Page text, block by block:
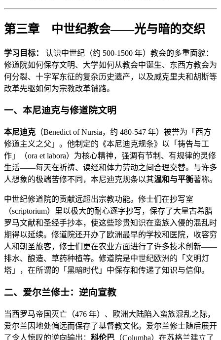
第三章 中世纪教会——光与暗的交织
学习目标：
认识中世纪（约 500-1500 年）教会的多重面貌：
修道院如何保存文明、大学如何从教会中诞生、东西方教会为
何分裂、十字军东征的复杂历史遗产，以及威克里夫和胡斯等
改革先驱如何为宗教改革铺路。
一、本尼迪克与修道院文明
本尼迪克 （Benedict of Nursia，约 480-547 年）被誉为「西方
修道主义之父」。他制定的《本尼迪克规条》以「祷告与工
作」（ora et labora）为核心精神，强调有节制、有规律的灵修
生活——每天在祈祷、读经和体力劳动之间合理交替。与许多
人想象的极端苦修不同，本尼迪克规条以其温和与平衡著称。
中世纪修道院的贡献远超出宗教功能。修士们在抄写室
（scriptorium）里以极大的耐心逐字抄写，保存了大量古希腊
罗马文献和圣经手抄本，使这些珍贵知识在蛮族入侵的混乱时
期得以延续。修道院还开办了欧洲最早的学校和医院，收容穷
人和朝圣旅客，修士们更在农业方面进行了许多技术创新——
排水、酿造、草药种植等。修道院是中世纪欧洲的「文明灯
塔」，在所谓的「黑暗时代」中保存和传递了知识与信仰。
二、爱尔兰修士：逆向宣教
当西罗马帝国灭亡（476 年）、欧洲大陆陷入蛮族混乱之际，
爱尔兰因地处偏远而保存了基督教文化。爱尔兰修士随后展开
了令人惊叹的逆向输出： 科伦巴 （Columba）在苏格兰建立了